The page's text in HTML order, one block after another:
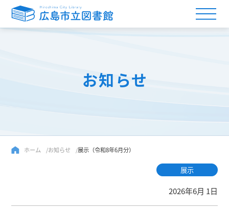
お知らせ
ホーム お知らせ 展示（令和8年6月分）
展示
2026年6月 1日